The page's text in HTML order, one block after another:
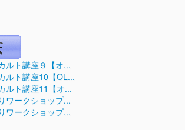
ルト講座９【オ...
ルト講座10【OL...
ルト講座11【オ...
ワークショップ...
ワークショップ...